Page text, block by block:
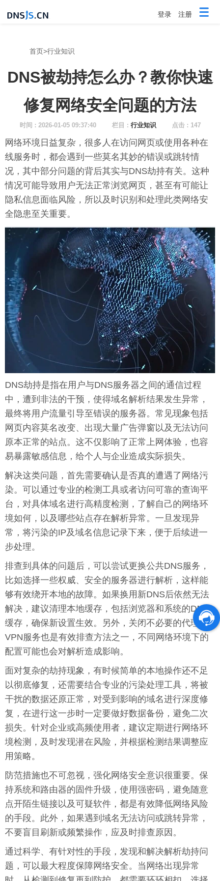
登录 注册
首页 >行业知识
DNS被劫持怎么办？教你快速
修复网络安全问题的方法
时间 : 2026-01-05 09:37:40 栏目 : 行业知识 点击 : 147
网络环境日益复杂，很多人在访问网页或使用各种在
线服务时，都会遇到一些莫名其妙的错误或跳转情
况，其中部分问题的背后其实与DNS劫持有关。这种
情况可能导致用户无法正常浏览网页，甚至有可能让
隐私信息面临风险，所以及时识别和处理此类网络安
全隐患至关重要。
DNS劫持是指在用户与DNS服务器之间的通信过程
中，遭到非法的干预，使得域名解析结果发生异常，
最终将用户流量引导至错误的服务器。常见现象包括
网页内容莫名改变、出现大量广告弹窗以及无法访问
原本正常的站点。这不仅影响了正常上网体验，也容
易暴露敏感信息，给个人与企业造成实际损失。
解决这类问题，首先需要确认是否真的遭遇了网络污
染。可以通过专业的检测工具或者访问可靠的查询平
台，对具体域名进行高精度检测，了解自己的网络环
境如何，以及哪些站点存在解析异常。一旦发现异
常，将污染的IP及域名信息记录下来，便于后续进一
步处理。
排查到具体的问题后，可以尝试更换公共DNS服务，
比如选择一些权威、安全的服务器进行解析，这样能
够有效绕开本地的故障。如果换用新DNS后依然无法
解决，建议清理本地缓存，包括浏览器和系统的DNS
缓存，确保新设置生效。另外，关闭不必要的代理、
VPN服务也是有效排查方法之一，不同网络环境下的
配置可能也会对解析造成影响。
面对复杂的劫持现象，有时候简单的本地操作还不足
以彻底修复，还需要结合专业的污染处理工具，将被
干扰的数据还原正常，对受到影响的域名进行深度修
复，在进行这一步时一定要做好数据备份，避免二次
损失。针对企业或高频使用者，建议定期进行网络环
境检测，及时发现潜在风险，并根据检测结果调整应
用策略。
防范措施也不可忽视，强化网络安全意识很重要。保
持系统和路由器的固件升级，使用强密码，避免随意
点开陌生链接以及可疑软件，都是有效降低网络风险
的手段。此外，如果遇到域名无法访问或跳转异常，
不要盲目刷新或频繁操作，应及时排查原因。
通过科学、有针对性的手段，发现和解决解析劫持问
题，可以最大程度保障网络安全。当网络出现异常